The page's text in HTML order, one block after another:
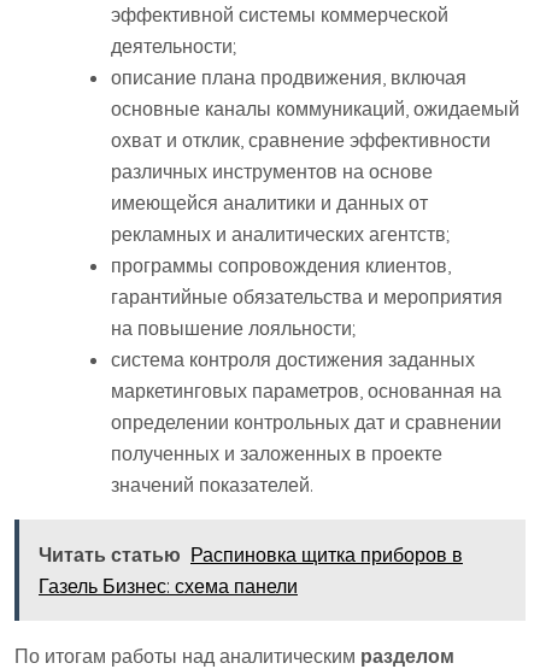
эффективной системы коммерческой
деятельности;
описание плана продвижения, включая
основные каналы коммуникаций, ожидаемый
охват и отклик, сравнение эффективности
различных инструментов на основе
имеющейся аналитики и данных от
рекламных и аналитических агентств;
программы сопровождения клиентов,
гарантийные обязательства и мероприятия
на повышение лояльности;
система контроля достижения заданных
маркетинговых параметров, основанная на
определении контрольных дат и сравнении
полученных и заложенных в проекте
значений показателей.
Читать статью Распиновка щитка приборов в
Газель Бизнес: схема панели
По итогам работы над аналитическим разделом